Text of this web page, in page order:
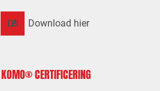
auto_stories Download hier
KOMO® CERTIFICERING